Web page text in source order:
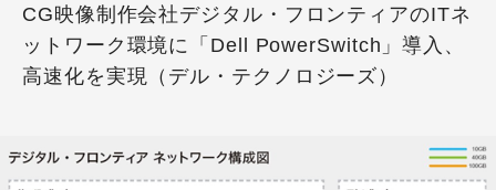
CG映像制作会社デジタル・フロンティアのITネ
ットワーク環境に「Dell PowerSwitch」導入、
高速化を実現（デル・テクノロジーズ）